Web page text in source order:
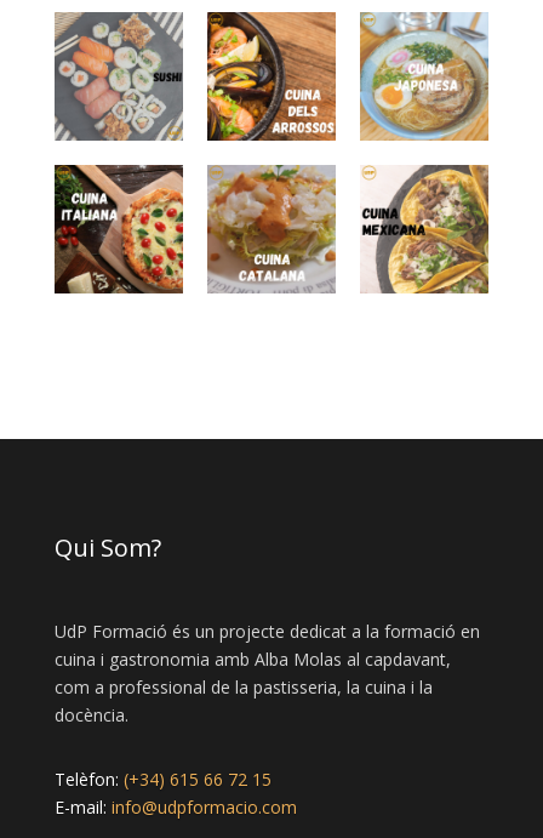
Qui Som?
UdP Formació és un projecte dedicat a la formació en
cuina i gastronomia amb Alba Molas al capdavant,
com a professional de la pastisseria, la cuina i la
docència.
Telèfon: (+34) 615 66 72 15
E-mail: info@udpformacio.com